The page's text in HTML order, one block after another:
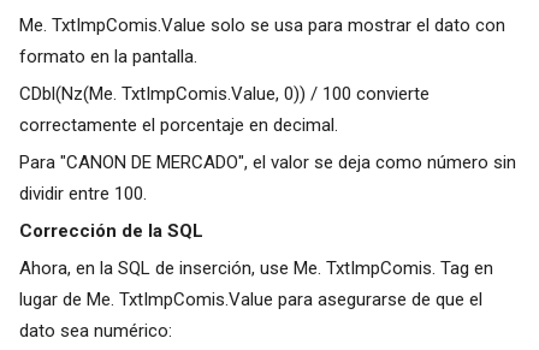
Me. TxtImpComis.Value solo se usa para mostrar el dato con
formato en la pantalla.
CDbl(Nz(Me. TxtImpComis.Value, 0)) / 100 convierte
correctamente el porcentaje en decimal.
Para "CANON DE MERCADO", el valor se deja como número sin
dividir entre 100.
Corrección de la SQL
Ahora, en la SQL de inserción, use Me. TxtImpComis. Tag en
lugar de Me. TxtImpComis.Value para asegurarse de que el
dato sea numérico: